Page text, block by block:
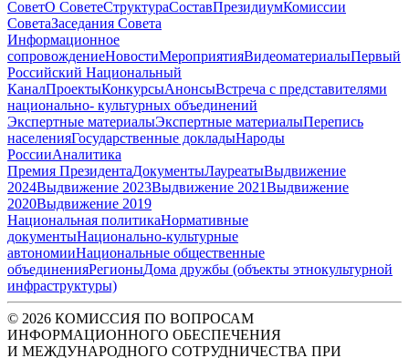
СоветО СоветеСтруктураСоставПрезидиумКомиссии
СоветаЗаседания Совета
Информационное
сопровождениеНовостиМероприятияВидеоматериалыПервый
Российский Национальный
КаналПроектыКонкурсыАнонсыВстреча с представителями
национально- культурных объединений
Экспертные материалыЭкспертные материалыПерепись
населенияГосударственные докладыНароды
РоссииАналитика
Премия ПрезидентаДокументыЛауреатыВыдвижение
2024Выдвижение 2023Выдвижение 2021Выдвижение
2020Выдвижение 2019
Национальная политикаНормативные
документыНационально-культурные
автономииНациональные общественные
объединенияРегионыДома дружбы (объекты этнокультурной
инфраструктуры)
© 2026 КОМИССИЯ ПО ВОПРОСАМ
ИНФОРМАЦИОННОГО ОБЕСПЕЧЕНИЯ
И МЕЖДУНАРОДНОГО СОТРУДНИЧЕСТВА ПРИ